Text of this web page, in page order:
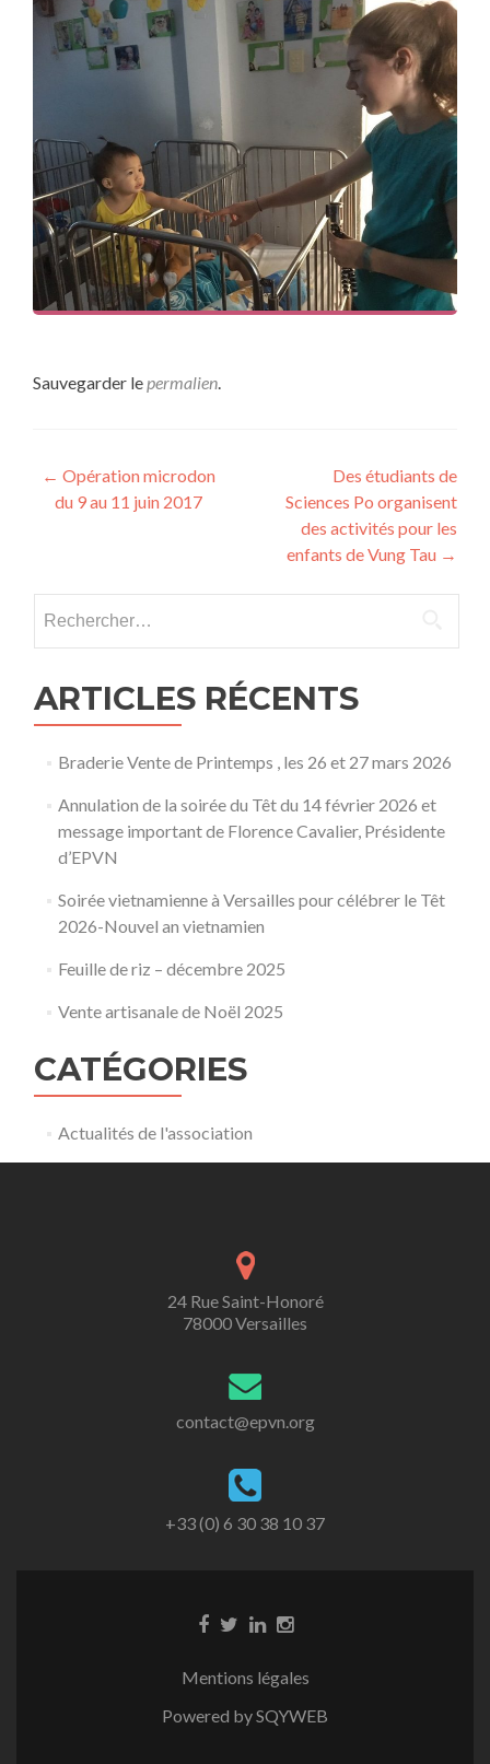
Sauvegarder lepermalien.
Navigation
des
← Opération microdon
du 9 au 11 juin 2017
Des étudiants de
Sciences Po organisent
des activités pour les
enfants de Vung Tau →
ARTICLES RÉCENTS
Braderie Vente de Printemps , les 26 et 27 mars 2026
Annulation de la soirée du Têt du 14 février 2026 et
message important de Florence Cavalier, Présidente
d’EPVN
Soirée vietnamienne à Versailles pour célébrer le Têt
2026-Nouvel an vietnamien
Feuille de riz – décembre 2025
Vente artisanale de Noël 2025
CATÉGORIES
Actualités de l'association
24 Rue Saint-Honoré
78000 Versailles
contact@epvn.org
+33 (0) 6 30 38 10 37
Mentions légales
Powered bySQYWEB